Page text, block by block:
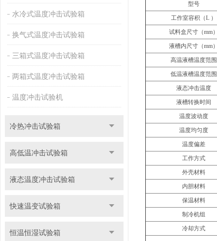
水冷式温度冲击试验箱
换气式温度冲击试验箱
三箱式温度冲击试验箱
两箱式温度冲击试验箱
温度冲击试验机
冷热冲击试验箱
高低温冲击试验箱
液态温度冲击试验箱
快速温变试验箱
恒温恒湿试验箱
型号
工作室容积（L ）
试料盒尺寸（mm
液槽内尺寸（mm
高温液槽温度范围
低温液槽温度范围
液态冲击温度
液槽转换时间
温度波动度
温度均匀度
温度偏差
工作方式
外壳材料
内胆材料
保温材料
制冷机组
冷却方式